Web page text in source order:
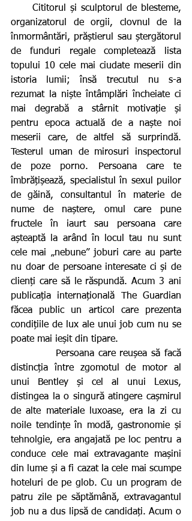
organizatorul de orgii, clovnul de la
înmormântări, prăștierul sau ștergătorul
de funduri regale completează lista
topului 10 cele mai ciudate meserii din
istoria lumii; însă trecutul nu s-a
rezumat la niște întâmplări încheiate ci
mai degrabă a stârnit motivație și
pentru epoca actuală de a naște noi
meserii care, de altfel să surprindă.
Testerul uman de mirosuri inspectorul
de poze porno. Persoana care te
îmbrățișează, specialistul în sexul puilor
de găină, consultantul în materie de
nume de naștere, omul care pune
fructele în iaurt sau persoana care
așteaptă la arând în locul tau nu sunt
cele mai „nebune” joburi care au parte
nu doar de persoane interesate ci și de
clienți care să le răspundă. Acum 3 ani
publicația internațională The Guardian
făcea public un articol care prezenta
condițiile de lux ale unui job cum nu se
poate mai ieșit din tipare.
distincția între zgomotul de motor al
unui Bentley și cel al unui Lexus,
distingea la o singură atingere cașmirul
de alte materiale luxoase, era la zi cu
noile tendințe în modă, gastronomie și
tehnolgie, era angajată pe loc pentru a
conduce cele mai extravagante mașini
din lume și a fi cazat la cele mai scumpe
hoteluri de pe glob. Cu un program de
patru zile pe săptămână, extravagantul
job nu a dus lipsă de candidați. Acum o